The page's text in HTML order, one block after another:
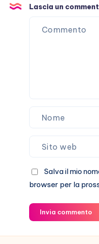
punto
sulla
Lascia un
Salva il mio
browser per la
Invia commento